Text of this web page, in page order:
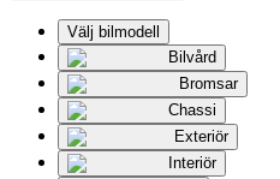
Välj bilmodell
Bilvård
Bromsar
Chassi
Exteriör
Interiör